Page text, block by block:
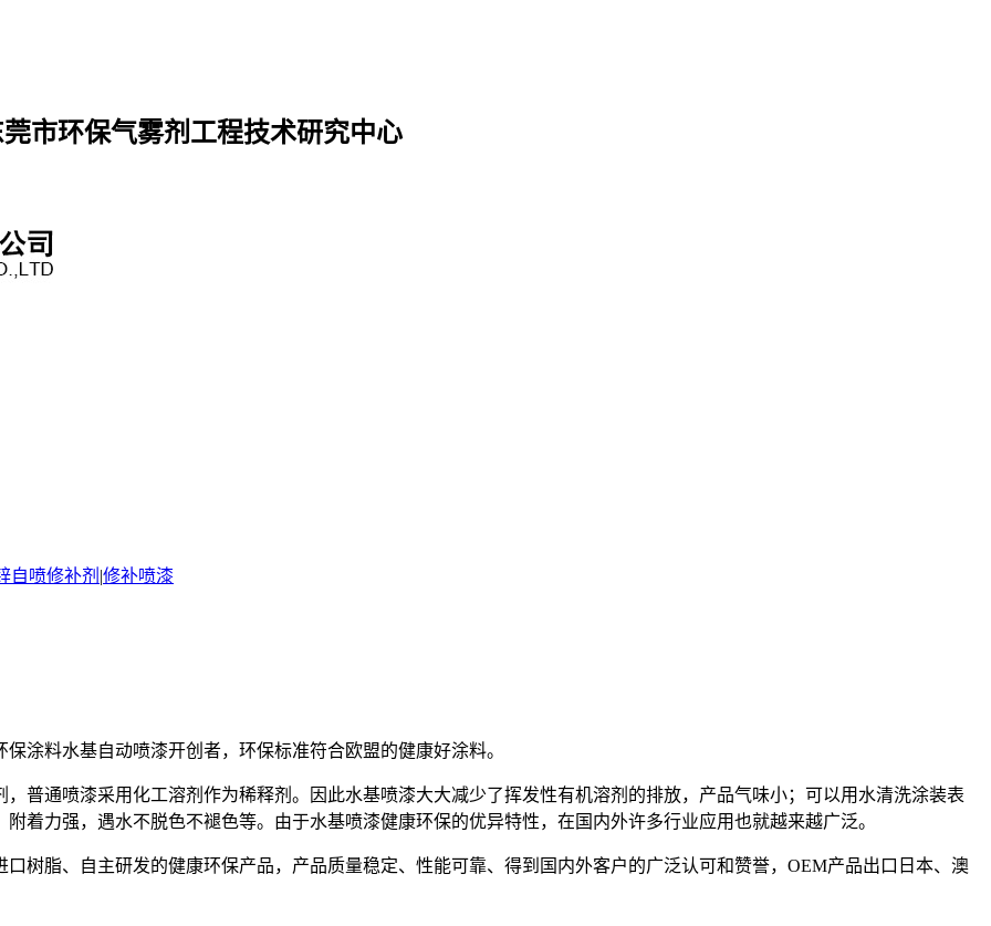
市环保气雾剂工程技术研究中心
自喷修补剂 |修补喷漆
涂料水基自动喷漆开创者，环保标准符合欧盟的健康好涂料。
普通喷漆采用化工溶剂作为稀释剂。因此水基喷漆大大减少了挥发性有机溶剂的排放，产品气味小；可以用水清洗涂装表
着力强，遇水不脱色不褪色等。由于水基喷漆健康环保的优异特性，在国内外许多行业应用也就越来越广泛。
树脂、自主研发的健康环保产品，产品质量稳定、性能可靠、得到国内外客户的广泛认可和赞誉，OEM产品出口日本、澳